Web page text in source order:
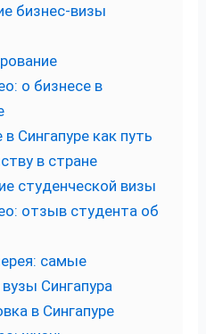
бизнес-визы
о бизнесе в
Сингапуре как путь
в стране
студенческой визы
отзыв студента об
самые
Сингапура
в Сингапуре